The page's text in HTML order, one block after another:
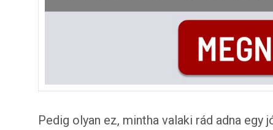
Pedig olyan ez, mintha valaki rád adna